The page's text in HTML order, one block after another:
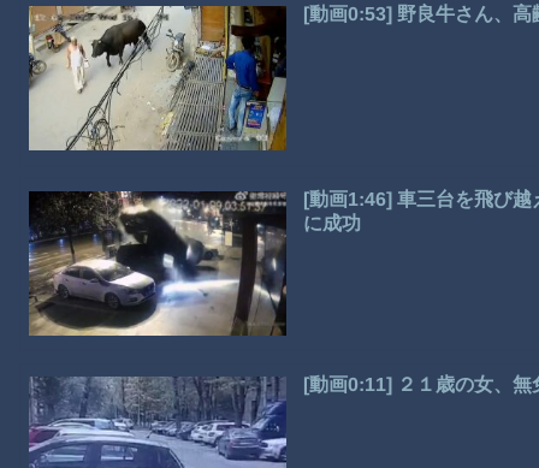
[動画0:53] 野良牛さん、
[動画1:46] 車三台を飛び
に成功
[動画0:11] ２１歳の女、